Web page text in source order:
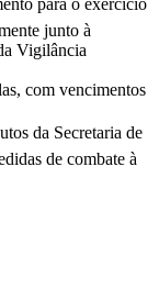
junto à
Vigilância
com vencimentos
da Secretaria de
de combate à